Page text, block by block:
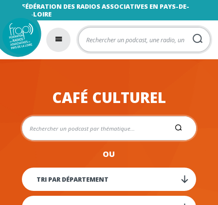
FÉDÉRATION DES RADIOS ASSOCIATIVES EN PAYS-DE-
LA-LOIRE
CAFÉ CULTUREL
OU